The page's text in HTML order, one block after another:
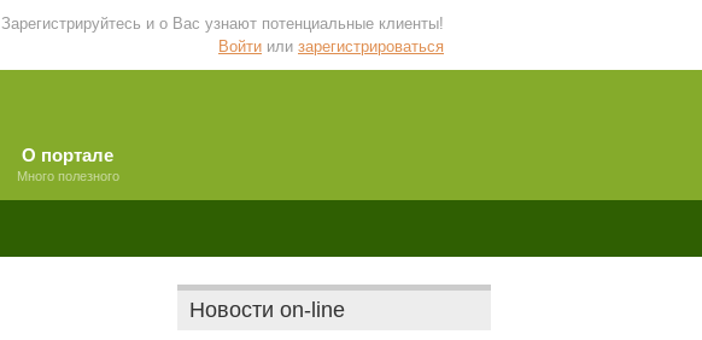
Зарегистрируйтесь и о Вас узнают потенциальные клиенты!
Войти или зарегистрироваться
О портале
Много полезного
Новости on-line